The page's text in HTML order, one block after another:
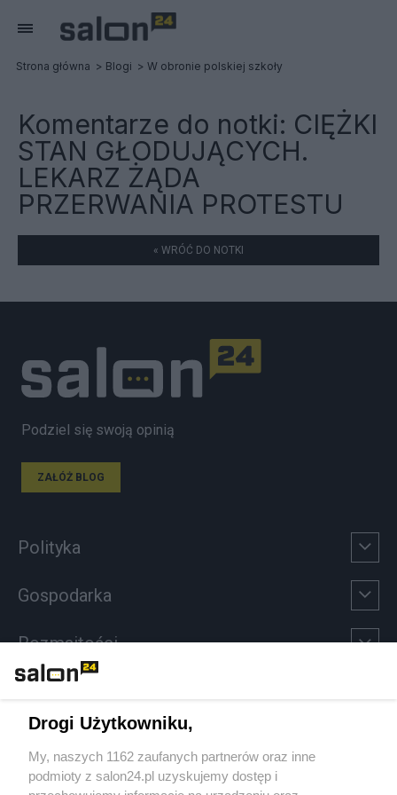
Strona główna Blogi W obronie polskiej szkoły
Komentarze do notki: CIĘŻKI
STAN GŁODUJĄCYCH.
LEKARZ ŻĄDA
PRZERWANIA PROTESTU
« WRÓĆ DO NOTKI
Podziel się swoją opinią
ZAŁÓŻ BLOG
Polityka
Gospodarka
Rozmaitości
Sport
Społeczeństwo
Drogi Użytkowniku,
My, naszych 1162 zaufanych partnerów oraz inne
podmioty z salon24.pl uzyskujemy dostęp i